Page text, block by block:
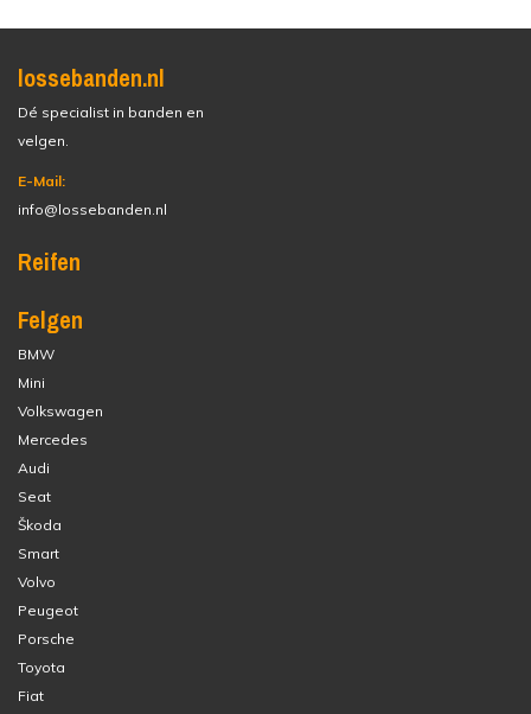
lossebanden.nl
Dé specialist in banden en
velgen.
E-Mail:
info@lossebanden.nl
Reifen
Felgen
BMW
Mini
Volkswagen
Mercedes
Audi
Seat
Škoda
Smart
Volvo
Peugeot
Porsche
Toyota
Fiat